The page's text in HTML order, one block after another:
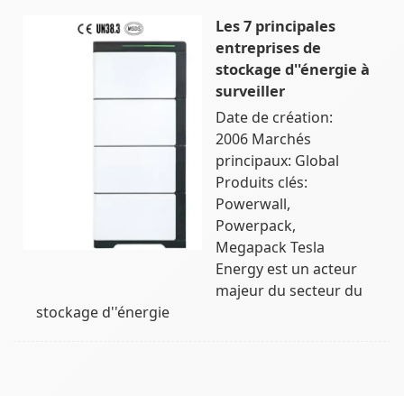
Les 7 principales
entreprises de
stockage d''énergie à
surveiller
Date de création:
2006 Marchés
principaux: Global
Produits clés:
Powerwall,
Powerpack,
Megapack Tesla
Energy est un acteur
majeur du secteur du
stockage d''énergie